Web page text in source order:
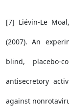
[7] Liévin-Le
(2007). An
blind, placebo-
antisecretory
against